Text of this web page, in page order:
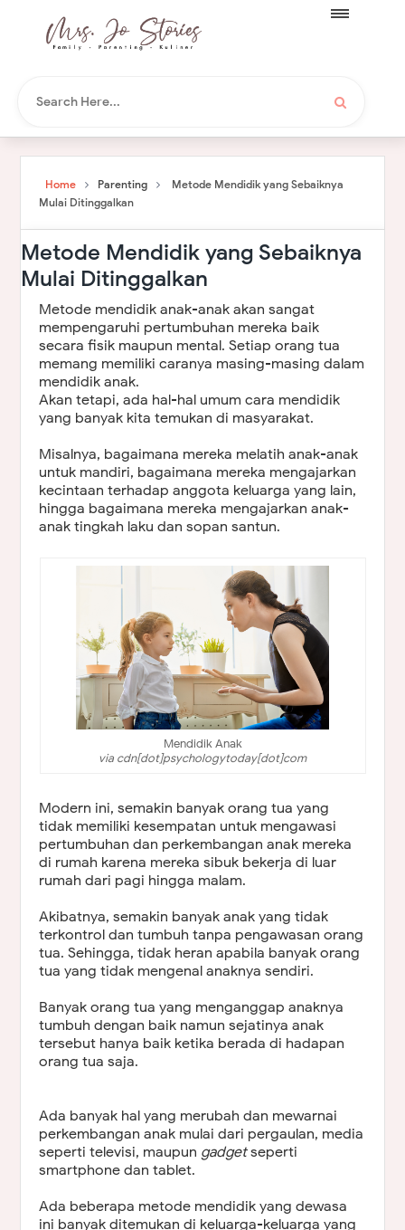
Home Parenting
Metode Mendidik yang Sebaiknya
Mulai Ditinggalkan
Metode Mendidik yang Sebaiknya
Mulai Ditinggalkan
Metode mendidik anak-anak akan sangat
mempengaruhi pertumbuhan mereka baik
secara fisik maupun mental. Setiap orang tua
memang memiliki caranya masing-masing dalam
mendidik anak.
Akan tetapi, ada hal-hal umum cara mendidik
yang banyak kita temukan di masyarakat.
Misalnya, bagaimana mereka melatih anak-anak
untuk mandiri, bagaimana mereka mengajarkan
kecintaan terhadap anggota keluarga yang lain,
hingga bagaimana mereka mengajarkan anak-
anak tingkah laku dan sopan santun.
Mendidik Anak
via cdn[dot]psychologytoday[dot]com
Modern ini, semakin banyak orang tua yang
tidak memiliki kesempatan untuk mengawasi
pertumbuhan dan perkembangan anak mereka
di rumah karena mereka sibuk bekerja di luar
rumah dari pagi hingga malam.
Akibatnya, semakin banyak anak yang tidak
terkontrol dan tumbuh tanpa pengawasan orang
tua. Sehingga, tidak heran apabila banyak orang
tua yang tidak mengenal anaknya sendiri.
Banyak orang tua yang menganggap anaknya
tumbuh dengan baik namun sejatinya anak
tersebut hanya baik ketika berada di hadapan
orang tua saja.
Ada banyak hal yang merubah dan mewarnai
perkembangan anak mulai dari pergaulan, media
seperti televisi, maupun gadgetseperti
smartphone dan tablet.
Ada beberapa metode mendidik yang dewasa
ini banyak ditemukan di keluarga-keluarga yang